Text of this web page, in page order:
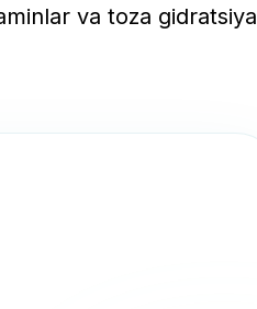
va toza gidratsiya